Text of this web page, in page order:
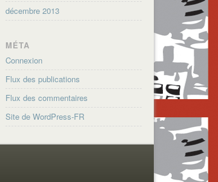
décembre 2013
MÉTA
Connexion
Flux des publications
Flux des commentaires
Site de WordPress-FR